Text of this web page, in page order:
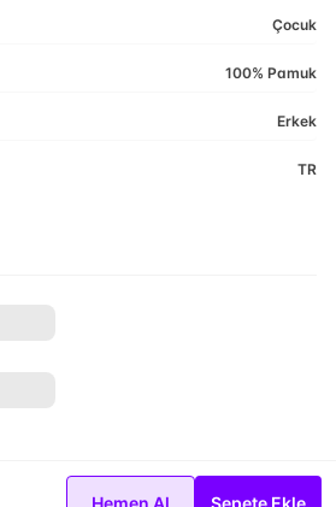
Hemen Al Sepete Ekle
Çocuk
100% Pamuk
Erkek
TR